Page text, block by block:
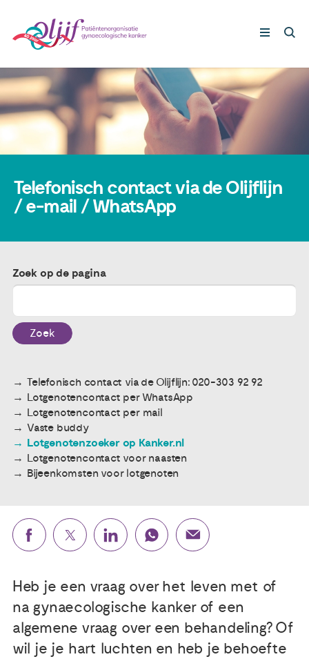
Nieuws
Publicaties
Ervaringsdeskundigheid
Over ons
Contact
Gynaecologische kankers
Lotgenoten
Steun ons
Telefonisch contact via de Olijflijn
/ e-mail / WhatsApp
Zoek op de pagina
Zoek
Telefonisch contact via de Olijflijn: 020-303 92 92
Lotgenotencontact per WhatsApp
Lotgenotencontact per mail
Vaste buddy
Lotgenotenzoeker op Kanker.nl
Lotgenotencontact voor naasten
Bijeenkomsten voor lotgenoten
Heb je een vraag over het leven met of
na gynaecologische kanker of een
algemene vraag over een behandeling? Of
wil je je hart luchten en heb je behoefte